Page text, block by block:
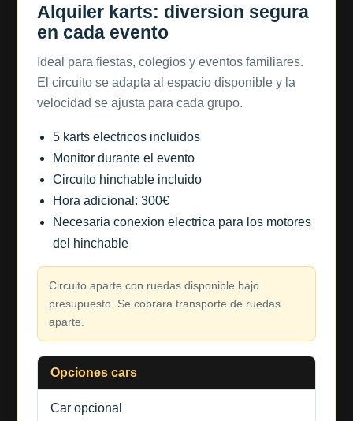
Alquiler karts: diversion segura
en cada evento
Ideal para fiestas, colegios y eventos familiares.
El circuito se adapta al espacio disponible y la
velocidad se ajusta para cada grupo.
5 karts electricos incluidos
Monitor durante el evento
Circuito hinchable incluido
Hora adicional: 300€
Necesaria conexion electrica para los motores
del hinchable
Circuito aparte con ruedas disponible bajo
presupuesto. Se cobrara transporte de ruedas
aparte.
Opciones cars
Car opcional